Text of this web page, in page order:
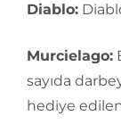
Diablo:
Murcielago:
sayıda
hediye